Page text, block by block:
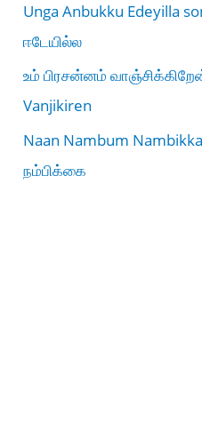
Unga Anbukku Edeyilla
ஈடேயில்ல
உம் பிரசன்னம்
Vanjikiren
Naan Nambum
நம்பிக்கை